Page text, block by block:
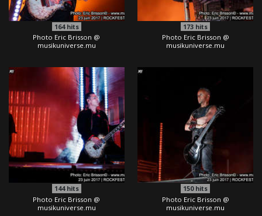
164hits
Photo Eric Brisson @
musikuniverse.mu
173 hits
Photo Eric Brisson @
musikuniverse.mu
144hits
Photo Eric Brisson @
musikuniverse.mu
150hits
Photo Eric Brisson @
musikuniverse.mu